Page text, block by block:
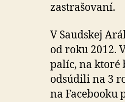
zastra­šo­vaní.
V Saudskej
od roku 2012.
palíc, na ktoré
odsúdili na 3
na Face­booku